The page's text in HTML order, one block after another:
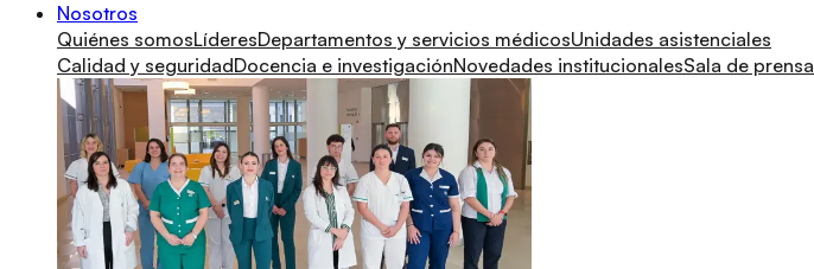
Nosotros
Quiénes somosLíderesDepartamentos y servicios médicosUnidades asistenciales
Calidad y seguridadDocencia e investigaciónNovedades institucionalesSala de prensa